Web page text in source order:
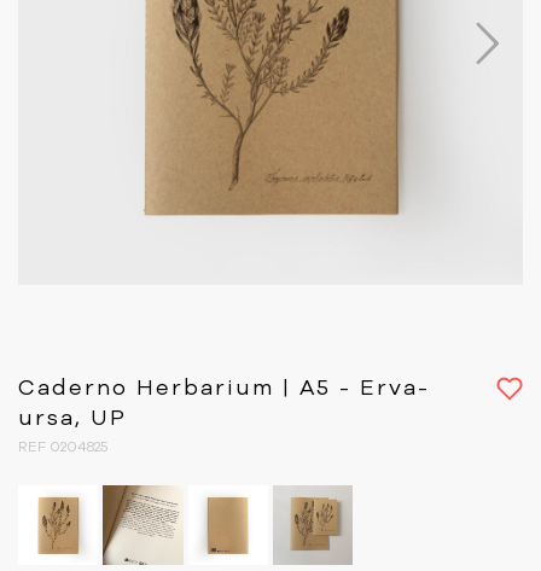
Caderno Herbarium | A5 - Erva-
ursa, UP
REF 0204825